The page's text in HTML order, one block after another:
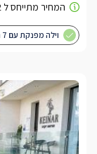
וילה מפנקת עם 7 חדרי שינה